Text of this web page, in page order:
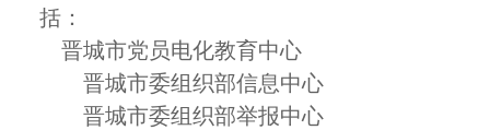
括：
晋城市党员电化教育中心
晋城市委组织部信息中心
晋城市委组织部举报中心